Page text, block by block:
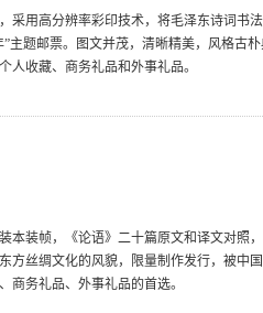
采用高分辨率彩印技术，将毛泽东诗词书
主题邮票。图文并茂，清晰精美，风格古
人收藏、商务礼品和外事礼品。
本装帧，《论语》二十篇原文和译文对照
方丝绸文化的风貌，限量制作发行，被中
商务礼品、外事礼品的首选。